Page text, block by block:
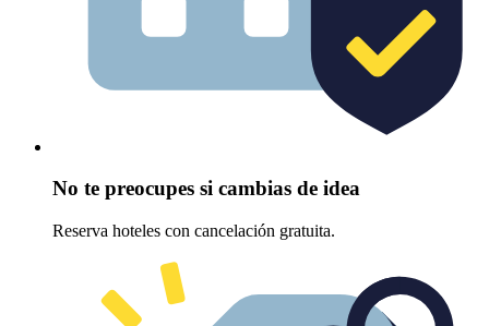
No te preocupes si cambias de idea
Reserva hoteles con cancelación gratuita.